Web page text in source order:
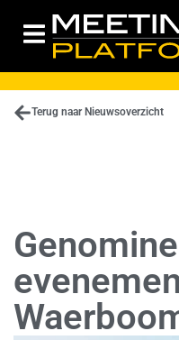
Terug naar Nieuwsoverzicht